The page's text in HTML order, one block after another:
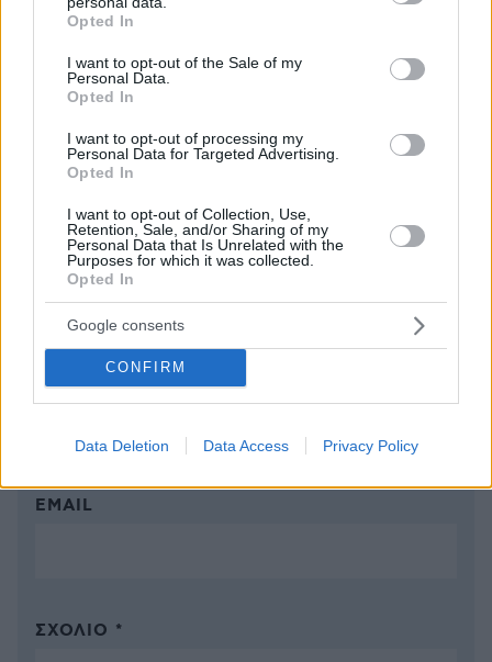
grant or deny consent to Google and its third-party tags to
use your data for below specified purposes in below Google
consent section.
Opted In
I want to opt-out of the Sale of my
Personal Data.
Opted In
I want to opt-out of processing my
Personal Data for Targeted Advertising.
Opted In
I want to opt-out of Collection, Use,
Retention, Sale, and/or Sharing of my
Personal Data that Is Unrelated with the
Purposes for which it was collected.
Opted In
Google consents
CONFIRM
Data Deletion Data Access Privacy Policy
ναι βεβαια αφου το λενε τα φιλαρακια σου
στην μοσαντ και την cia ετσι ειναι, οι ρωσοι
ειναι κανιβαλοι και εσυ λοατκι αγραμματο
δυτικι που δεν ξερεις αγγλικα
ΑΠΑΝΤΗΣΗ
Μιχαλης
woke αμερικανοι....
ΑΠΑΝΤΗΣΗ
ΠΡΟΣΘΗΚΗ ΣΧΟΛΙΟΥ
ΌΝΟΜΑ *
EMAIL
ΣΧΌΛΙΟ *